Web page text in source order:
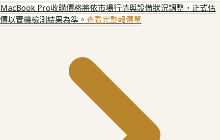
MacBook Pro收購價格將依市場行情與設備狀況調整，正式估
價以實機檢測結果為準。 查看完整報價單